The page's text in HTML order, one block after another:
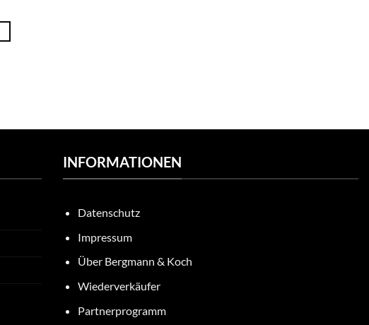
INFORMATIONEN
Datenschutz
Impressum
Über Bergmann & Koch
Wiederverkäufer
Partnerprogramm